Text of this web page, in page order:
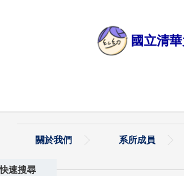
國立清
關於我們 系所成員
速搜尋